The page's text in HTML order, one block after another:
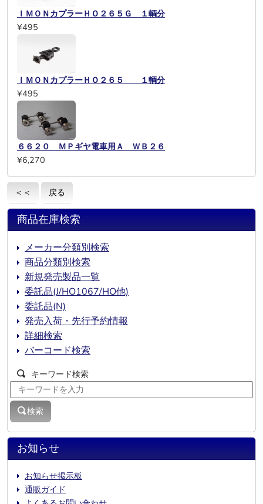
ＩＭＯＮカプラーＨＯ２６５Ｇ １輌分
¥495
ＩＭＯＮカプラーＨＯ２６５ １輌分
¥495
６６２０ ＭＰギヤ電車用Ａ ＷＢ２６
¥6,270
＜＜ 戻る
お知らせ
お知らせ掲示板
通販ガイド
商品在庫検索
メーカー分類別検索
商品分類別検索
新規発売製品一覧
委託品(J/HO1067/HO他)
委託品(N)
発売入荷・先行予約情報
詳細検索
バーコード検索
キーワード検索
検索